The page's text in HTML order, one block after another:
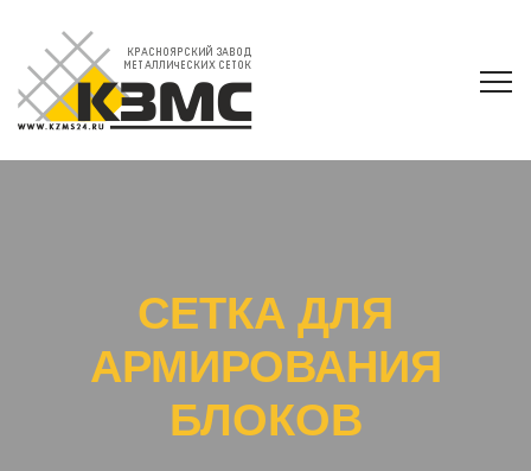
СЕТКА ДЛЯ
АРМИРОВАНИЯ
БЛОКОВ